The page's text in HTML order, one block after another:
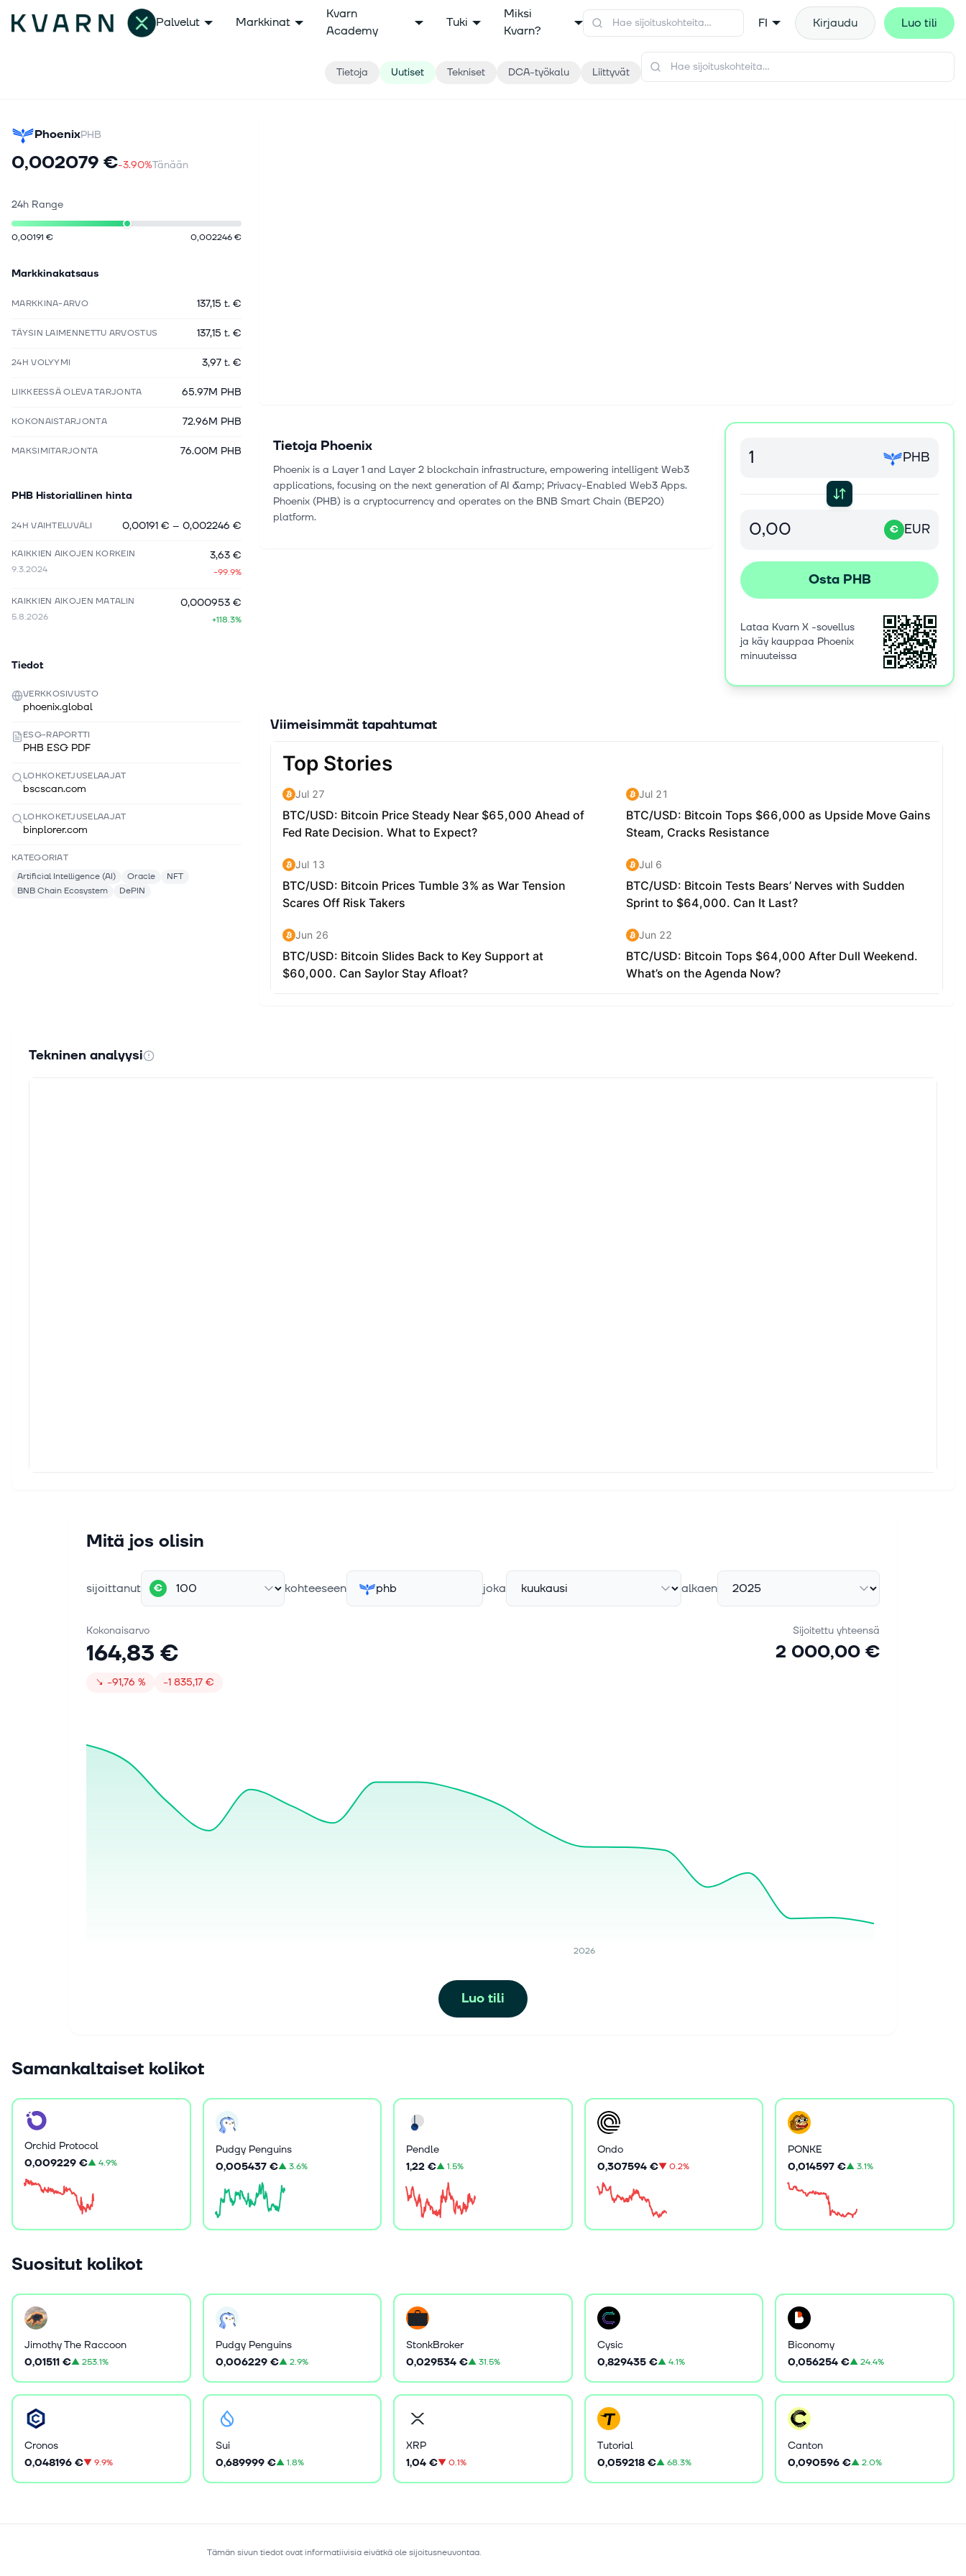
Palvelut Markkinat
Kvarn
Academy
Tuki
Miksi
Kvarn?
FI Kirjaudu Luo tili
Tietoja Uutiset Tekniset DCA-työkalu Liittyvät
PhoenixPHB
0,002079 €-3.90%Tänään
24h Range
0,00191 € 0,002246 €
Markkinakatsaus
MARKKINA-ARVO 137,15 t. €
TÄYSIN LAIMENNETTU ARVOSTUS 137,15 t. €
24H VOLYYMI 3,97 t. €
LIIKKEESSÄ OLEVA TARJONTA 65.97M PHB
KOKONAISTARJONTA 72.96M PHB
MAKSIMITARJONTA 76.00M PHB
PHB Historiallinen hinta
24H VAIHTELUVÄLI 0,00191 € – 0,002246 €
KAIKKIEN AIKOJEN KORKEIN
9.3.2024
3,63 €
-99.9%
KAIKKIEN AIKOJEN MATALIN
5.8.2026
0,000953 €
+118.3%
Tiedot
VERKKOSIVUSTO
phoenix.global
ESG-RAPORTTI
PHB ESG PDF
LOHKOKETJUSELAAJAT
bscscan.com
LOHKOKETJUSELAAJAT
binplorer.com
KATEGORIAT
Artificial Intelligence (AI)
Oracle
NFT
BNB Chain Ecosystem
DePIN
Tietoja Phoenix
Phoenix is a Layer 1 and Layer 2 blockchain infrastructure, empowering intelligent Web3
applications, focusing on the next generation of AI &amp; Privacy-Enabled Web3 Apps.
Phoenix (PHB) is a cryptocurrency and operates on the BNB Smart Chain (BEP20)
platform.
PHB
€ EUR
Osta PHB
Lataa Kvarn X -sovellus
ja käy kauppaa Phoenix
minuuteissa
Viimeisimmät tapahtumat
Tekninen analyysi
Mitä jos olisin
sijoittanut € kohteeseen phb joka alkaen
Kokonaisarvo
164,83 €
↘ −91,76 % −1 835,17 €
Sijoitettu yhteensä
2 000,00 €
2026
Luo tili
Samankaltaiset kolikot
Orchid Protocol
0,009229 €▲4.9%
Pudgy Penguins
0,005437 €▲ 3.6%
Pendle
1,22 €▲1.5%
Ondo
0,307594 €▼0.2%
PONKE
0,014597 €▲3.1%
Suositut kolikot
Jimothy The Raccoon
0,01511 €▲253.1%
Pudgy Penguins
0,006229 €▲ 2.9%
StonkBroker
0,029534 €▲31.5%
Cysic
0,829435 €▲4.1%
Biconomy
0,056254 €▲24.4%
Cronos
0,048196 €▼9.9%
Sui
0,689999 €▲ 1.8%
XRP
1,04 €▼0.1%
Tutorial
0,059218 €▲68.3%
Canton
0,090596 €▲2.0%
Tämän sivun tiedot ovat informatiivisia eivätkä ole sijoitusneuvontaa.